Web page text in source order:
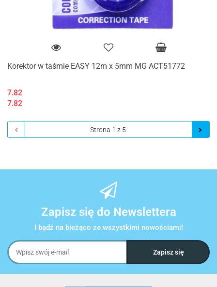
Korektor w taśmie EASY 12m x 5mm MG ACT51772
7.82
7.82
Zapisz się do Newslettera
I bądź na bieżąco ze wszystkimi nowościami!